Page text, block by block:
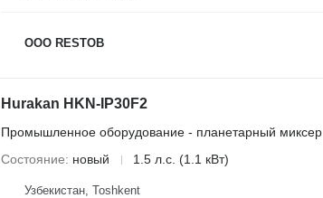
OOO RESTOB
Hurakan HKN-IP30F2
Промышленное оборудование - планетарный миксер
Состояние
новый 1.5 л.с. (1.1 кВт)
Узбекистан, Тоshkent